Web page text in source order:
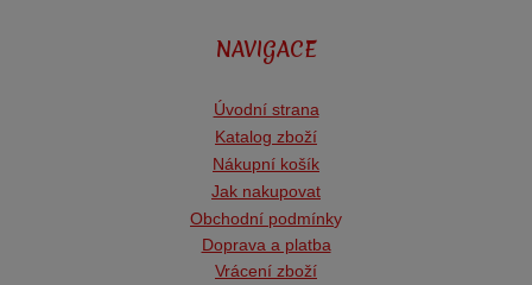
NAVIGACE
Úvodní strana
Katalog zboží
Nákupní košík
Jak nakupovat
Obchodní podmínky
Doprava a platba
Vrácení zboží